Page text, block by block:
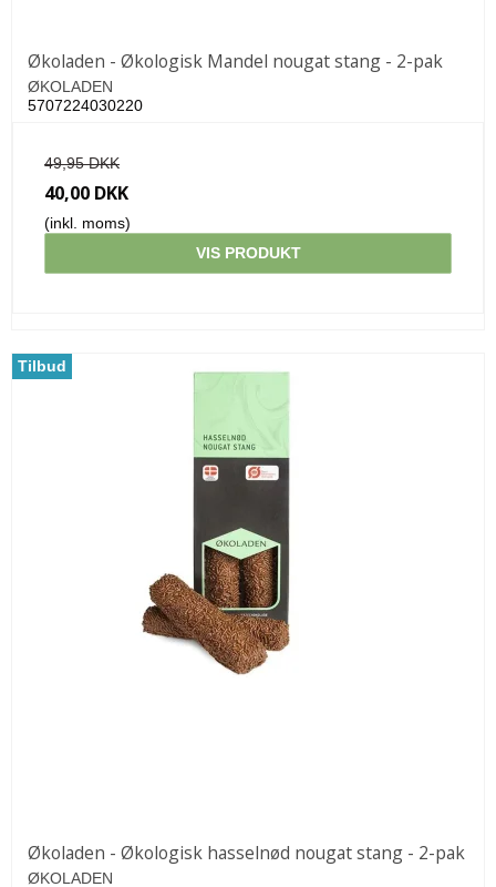
Økoladen - Økologisk Mandel nougat stang - 2-pak
ØKOLADEN
5707224030220
49,95 DKK
40,00 DKK
(inkl. moms)
VIS PRODUKT
Tilbud
Økoladen - Økologisk hasselnød nougat stang - 2-pak
ØKOLADEN